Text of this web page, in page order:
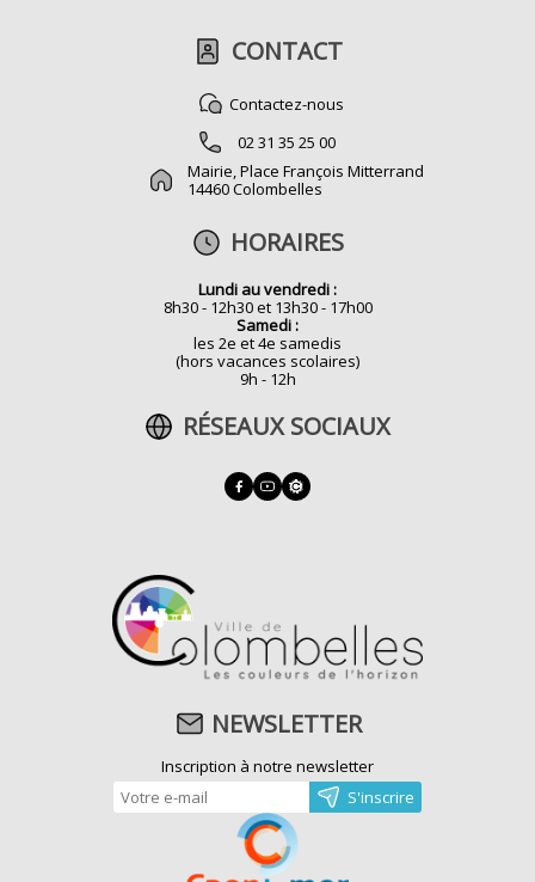
CONTACT
Contactez-nous
02 31 35 25 00
Mairie, Place François Mitterrand
14460 Colombelles
HORAIRES
Lundi au vendredi :
8h30 - 12h30 et 13h30 - 17h00
Samedi :
les 2e et 4e samedis
(hors vacances scolaires)
9h - 12h
RÉSEAUX SOCIAUX
NEWSLETTER
Inscription à notre newsletter